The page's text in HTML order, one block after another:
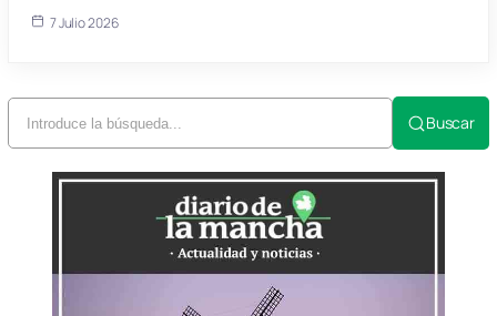
7 Julio 2026
Buscar